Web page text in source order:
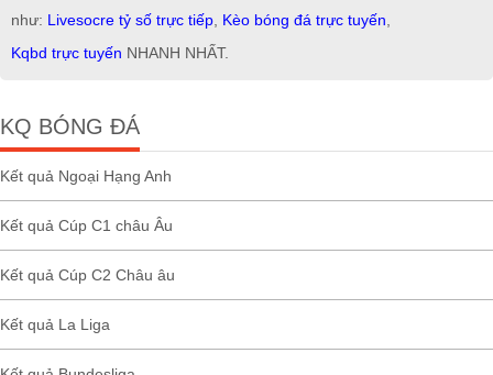
như: Livesocre tỷ số trực tiếp Kèo bóng đá trực tuyến
Kqbd trực tuyến NHANH NHẤT.
KQ BÓNG ĐÁ
Kết quả Ngoại Hạng Anh
Kết quả Cúp C1 châu Âu
Kết quả Cúp C2 Châu âu
Kết quả La Liga